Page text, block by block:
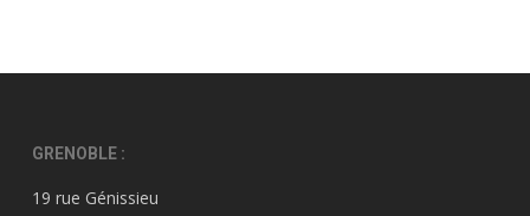
GRENOBLE :
19 rue Génissieu